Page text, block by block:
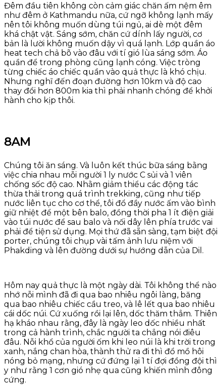
Đêm đầu tiên không còn cảm giác chăn ấm nệm êm
như đêm ở Kathmandu nữa, cứ ngỡ không lạnh mấy
nên tôi không muốn dùng túi ngủ, ai dè một đêm
khá chật vật. Sáng sớm, chăn cứ dính lấy người, cơ
bản là lười không muốn dậy vì quá lạnh. Lớp quần áo
heat tech chả bõ vào đâu với tí gió lùa sáng sớm. Áo
quần để trong phòng cũng lạnh cóng. Việc tròng
từng chiếc áo chiếc quần vào quả thực là khó chịu.
Nhưng nghĩ đến đoạn đường hơn 10km và độ cao
thay đổi hơn 800m kia thì phải nhanh chóng để khởi
hành cho kịp thôi.
8AM
Chúng tôi ăn sáng. Và luôn kết thúc bữa sáng bằng
việc chia nhau mỗi người 1 ly nước C sủi và 1 viên
chống sốc độ cao. Nhằm giảm thiểu các động tác
thừa thải trong quá trình trekking, cũng như tiếp
nước liên tục cho cơ thể, tôi đổ đầy nước ấm vào bình
giữ nhiệt để một bên balo, đồng thời pha 1 ít điện giải
vào túi nước để sau balo và nối dây lên phía trước vai
phải để tiện sử dụng. Mọi thứ đã sẵn sàng, tạm biệt đội
porter, chúng tôi chụp vài tấm ảnh lưu niệm với
Phakding và lên đường dưới sự hướng dẫn của Dil.
Hôm nay quả thực là một ngày dài. Tôi không thể nào
nhớ nỗi mình đã đi qua bao nhiêu ngôi làng, băng
qua bao nhiêu chiếc cầu treo, và lê lết qua bao nhiêu
cái dốc núi. Cứ xuống rồi lại lên, dốc thăm thẳm. Thiên
hạ kháo nhau rằng, đây là ngày leo dốc nhiều nhất
trong cả hành trình, chắc người ta chẳng nói điêu
đâu. Nỗi khổ của người ốm khi leo núi là khi trời trong
xanh, nắng chan hòa, thành thử ra đi thì đổ mồ hôi
nóng bỏ mạng, nhưng cứ đứng lại 1 tí đợi đồng đội thì
y như rằng 1 cơn gió nhẹ qua cũng khiến mình đông
cứng.